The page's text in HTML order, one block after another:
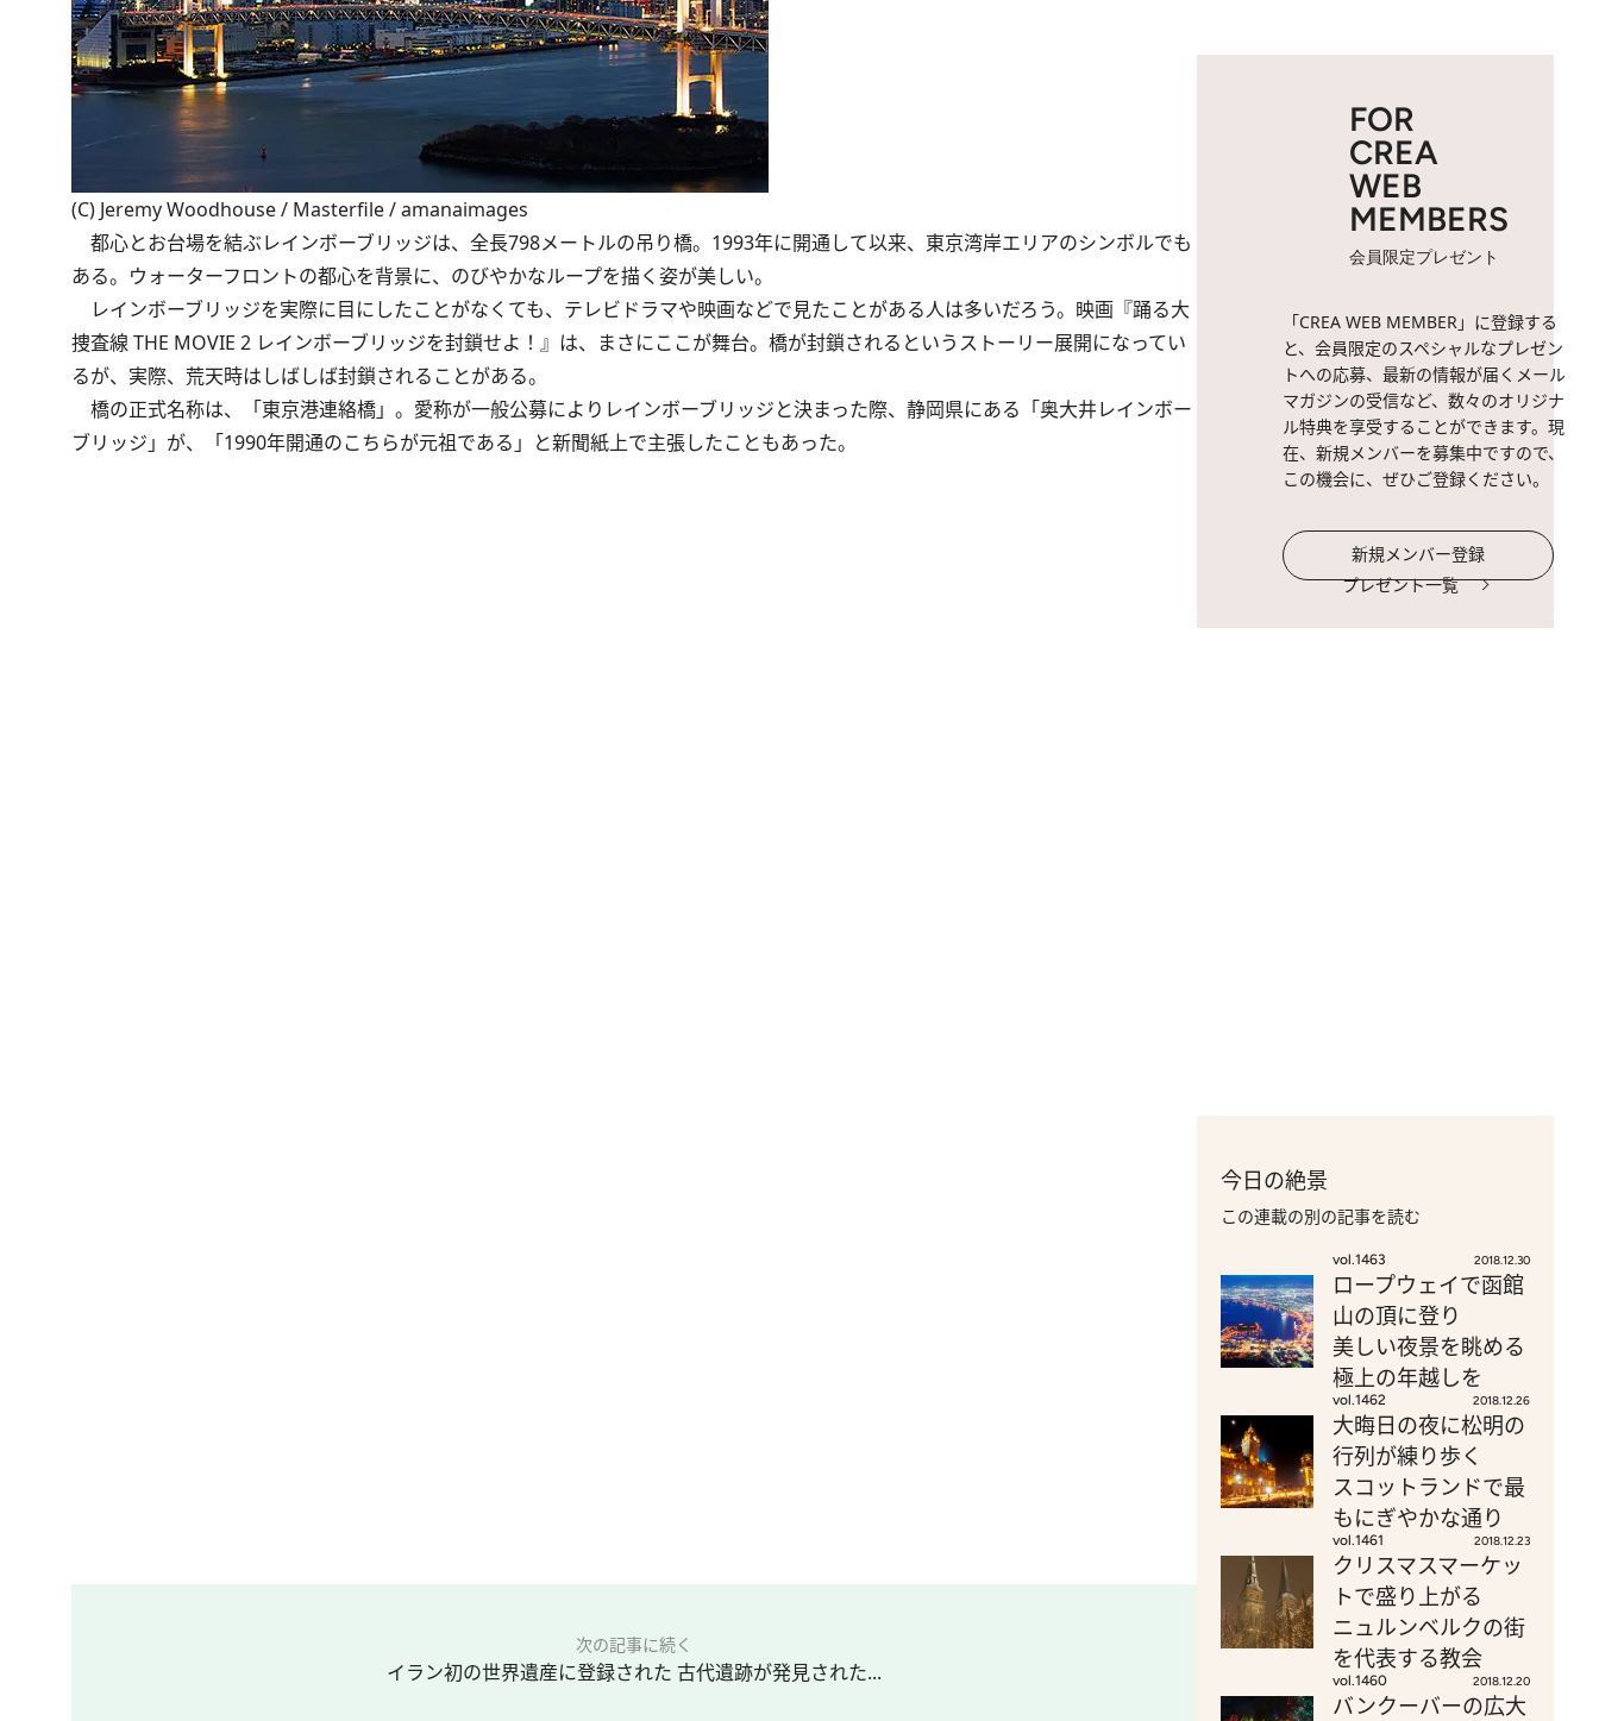
(C) Jeremy Woodhouse / Masterfile / amanaimages
都心とお台場を結ぶレインボーブリッジは、全長798メートルの吊り橋。1993年に開通して以来、東京湾岸エリアのシンボルでも
ある。ウォーターフロントの都心を背景に、のびやかなループを描く姿が美しい。
レインボーブリッジを実際に目にしたことがなくても、テレビドラマや映画などで見たことがある人は多いだろう。映画『踊る大
捜査線 THE MOVIE 2 レインボーブリッジを封鎖せよ！』は、まさにここが舞台。橋が封鎖されるというストーリー展開になってい
るが、実際、荒天時はしばしば封鎖されることがある。
橋の正式名称は、「東京港連絡橋」。愛称が一般公募によりレインボーブリッジと決まった際、静岡県にある「奥大井レインボー
ブリッジ」が、「1990年開通のこちらが元祖である」と新聞紙上で主張したこともあった。
次の記事に続く
イラン初の世界遺産に登録された 古代遺跡が発見された...
FOR
CREA
WEB
MEMBERS
会員限定プレゼント
「CREA WEB MEMBER」に登録する
と、会員限定のスペシャルなプレゼン
トへの応募、最新の情報が届くメール
マガジンの受信など、数々のオリジナ
ル特典を享受することができます。現
在、新規メンバーを募集中ですので、
この機会に、ぜひご登録ください。
新規メンバー登録
プレゼント一覧
今日の絶景
この連載の別の記事を読む
vol.1463 2018.12.30
ロープウェイで函館
山の頂に登り
美しい夜景を眺める
極上の年越しを
vol.1462 2018.12.26
大晦日の夜に松明の
行列が練り歩く
スコットランドで最
もにぎやかな通り
vol.1461 2018.12.23
クリスマスマーケッ
トで盛り上がる
ニュルンベルクの街
を代表する教会
vol.1460 2018.12.20
バンクーバーの広大